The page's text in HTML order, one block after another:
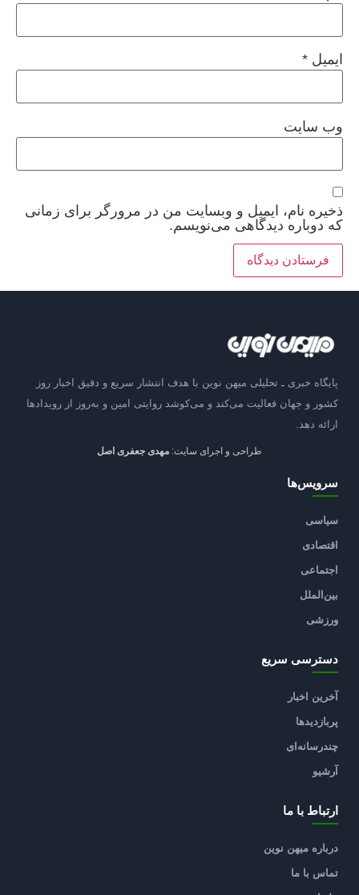
ایمیل *
وب‌ سایت
ذخیره نام، ایمیل و وبسایت من در مرورگر برای زمانی
که دوباره دیدگاهی می‌نویسم.
پایگاه خبری ـ تحلیلی میهن نوین با هدف انتشار سریع و دقیق اخبار روز
کشور و جهان فعالیت می‌کند و می‌کوشد روایتی امین و به‌روز از رویدادها
ارائه دهد.
طراحی و اجرای سایت: مهدی جعفری اصل
سرویس‌ها
سیاسی
اقتصادی
اجتماعی
بین‌الملل
ورزشی
دسترسی سریع
آخرین اخبار
پربازدیدها
چندرسانه‌ای
آرشیو
ارتباط با ما
درباره میهن نوین
تماس با ما